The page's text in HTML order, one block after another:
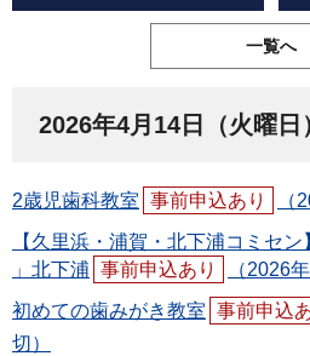
一覧へ
2026年4月14日（火曜日
2歳児歯科教室 事前申込あり
（
【久里浜・浦賀・北下浦コミセ
」北下浦 事前申込あり （2026
初めての歯みがき教室 事前申込
切）